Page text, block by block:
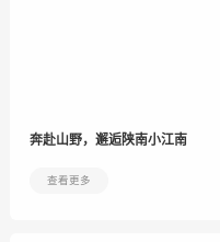
奔赴山野，邂逅陕南小江南
查看更多